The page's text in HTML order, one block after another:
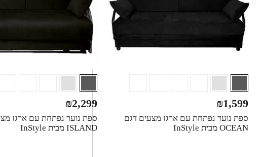
ספת נוער נפתחת עם ארגז מצעים דגם
OCEAN מבית InStyle
₪1,599
ספת נוער נפתחת עם ארגז
ISLAND מבית InStyle
₪2,299